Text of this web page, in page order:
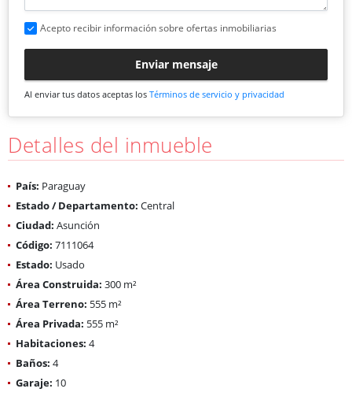
Acepto recibir información sobre ofertas inmobiliarias
Enviar mensaje
Al enviar tus datos aceptas los Términos de servicio y privacidad
Detalles del inmueble
País: Paraguay
Estado / Departamento: Central
Ciudad: Asunción
Código: 7111064
Estado: Usado
Área Construida: 300 m²
Área Terreno: 555 m²
Área Privada: 555 m²
Habitaciones: 4
Baños: 4
Garaje: 10